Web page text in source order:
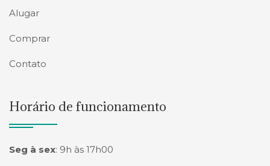
Alugar
Comprar
Contato
Horário de funcionamento
Seg à sex: 9h às 17h00